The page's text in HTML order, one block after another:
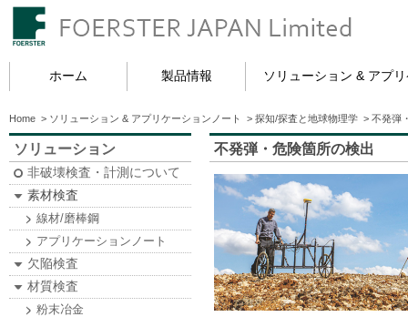
ホーム 製品情報 ソリューション & アプ
Home > ソリューション & アプリケーションノート > 探知/探査と地球物理学 > 不発弾
ソリューション
非破壊検査・計測について
素材検査
線材/磨棒鋼
アプリケーションノート
欠陥検査
材質検査
粉末冶金
不発弾・危険箇所の検出